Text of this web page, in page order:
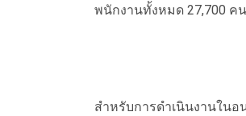
พนักงานทั้งหมด 27,700 ค
สำหรับการดำเนินงานใน